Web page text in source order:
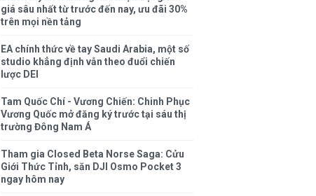
giá sâu nhất từ trước đến nay, ưu đãi 30%
trên mọi nền tảng
EA chính thức về tay Saudi Arabia, một số
studio khẳng định vẫn theo đuổi chiến
lược DEI
Tam Quốc Chí - Vương Chiến: Chinh Phục
Vương Quốc mở đăng ký trước tại sáu thị
trường Đông Nam Á
Tham gia Closed Beta Norse Saga: Cửu
Giới Thức Tỉnh, săn DJI Osmo Pocket 3
ngay hôm nay